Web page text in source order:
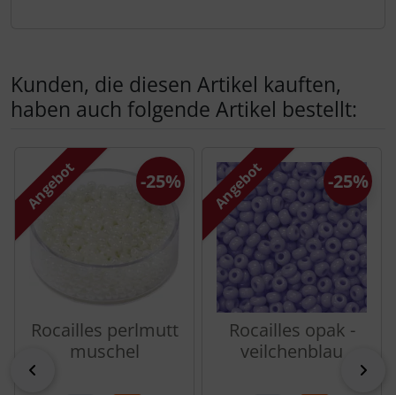
Kunden, die diesen Artikel kauften,
haben auch folgende Artikel bestellt:
Es folgt ein Produktslider - navigieren Sie mit der Tab-
Angebot
Rocailles perlmutt
muschel
-25% Angebot
Rocailles opak -
veilchenblau
-25%